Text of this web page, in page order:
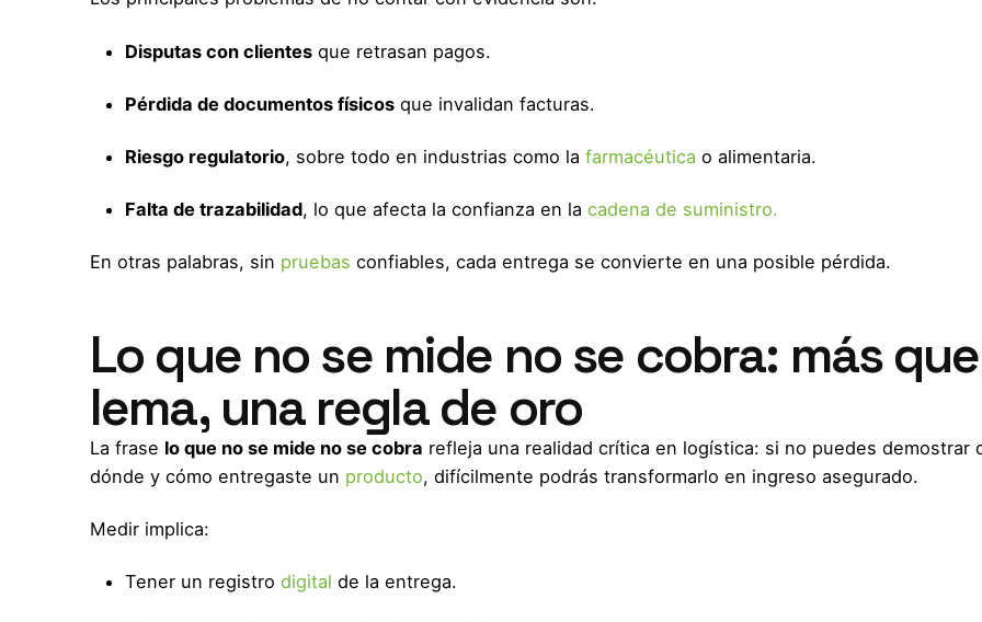
Disputas con clientes que retrasan pagos.
Pérdida de documentos físicos que invalidan facturas.
Riesgo regulatorio, sobre todo en industrias como la farmacéutica o alimentaria.
Falta de trazabilidad, lo que afecta la confianza en la cadena de suministro.
En otras palabras, sin pruebas confiables, cada entrega se convierte en una posible pérdida.
Lo que no se mide no se cobra: más
lema, una regla de oro
La frase lo que no se mide no se cobra refleja una realidad crítica en logística: si no puedes demostrar
dónde y cómo entregaste un producto, difícilmente podrás transformarlo en ingreso asegurado.
Medir implica:
Tener un registro digital de la entrega.